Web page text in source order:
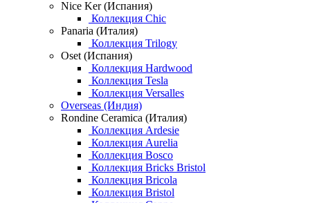
Nice Ker (Испания)
Коллекция Chic
Panaria (Италия)
Коллекция Trilogy
Oset (Испания)
Коллекция Hardwood
Коллекция Tesla
Коллекция Versalles
Overseas (Индия)
Rondine Ceramica (Италия)
Коллекция Ardesie
Коллекция Aurelia
Коллекция Bosco
Коллекция Bricks Bristol
Коллекция Bricola
Коллекция Bristol